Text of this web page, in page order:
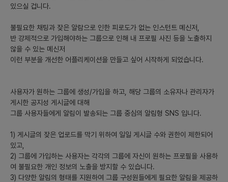
- 현재 텍스트 기반의 커뮤니케이션 툴은 포화 상태지만, 알림
overload 문제를 정면으로 해결하는 솔루션은 드뭅니다.
- **향후 3년간 시장 추세와 이유:**
- **이유:** 사용자들이 많은 정보의 홍수에서 중요한 정보를 선별
적으로 수신하고자 하는 니즈가 커질 것입니다.
- **경쟁업체:** 카카오톡과 같은 국내 메신저, Slack,
Microsoft Teams와 같은 협업 툴들.
- **설명:** 이들은 이미 널리 사용되는 플랫폼이나, 그룹 공지 전
문 SNS는 아니기 때문에 차별화를 통해 경쟁 가능.
있으실 겁니다.
불필요한 채팅과 잦은 알람으로 인한 피로도가 없는 인스턴트 메신저,
반 강제적으로 가입해야하는 그룹으로 인해 내 프로필 사진 등을 노출하지
않을 수 있는 메신저
이런 부분을 개선한 어플리케이션을 만들고 싶어 시작하게 되었습니다.
사용자가 원하는 그룹에 생성/가입을 하고, 해당 그룹의 소유자나 관리자가
게시한 공지성 게시글에 대해
그룹 사용자들에게 알림이 발송되는 그룹 중심의 알림형 SNS 입니다.
1) 게시글의 잦은 업로드를 막기 위하여 일일 게시글 수와 권한이 제한되어
있고,
2) 그룹에 가입하는 사용자는 각각의 그룹에 자신이 원하는 프로필을 사용하
여 불필요한 개인 정보의 노출을 방지할 수 있습니다.
3) 다양한 알림의 형태를 지원하여 그룹 구성원들에게 필요한 알림을 제공하